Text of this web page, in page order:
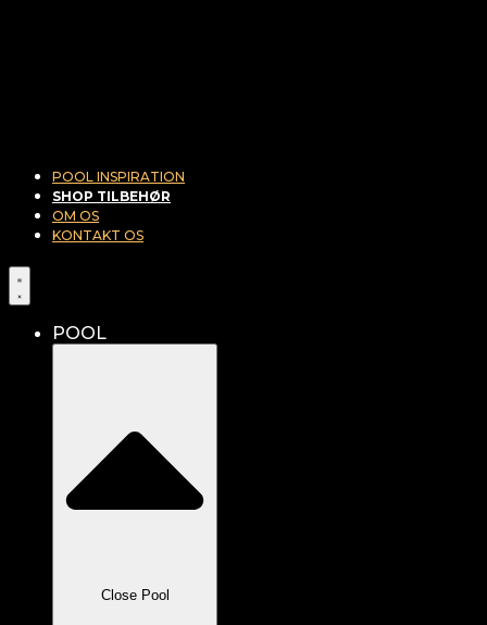
POOL INSPIRATION
SHOP TILBEHØR
OM OS
KONTAKT OS
POOL
Close Pool